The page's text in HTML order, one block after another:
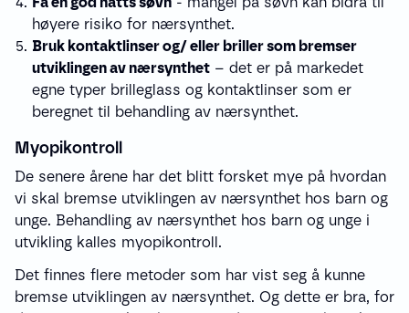
høyere risiko for nærsynthet.
Bruk kontaktlinser og/ eller briller som bremser
utviklingen av nærsynthet– det er på markedet
egne typer brilleglass og kontaktlinser som er
beregnet til behandling av nærsynthet.
Myopikontroll
De senere årene har det blitt forsket mye på hvordan
vi skal bremse utviklingen av nærsynthet hos barn og
unge. Behandling av nærsynthet hos barn og unge i
utvikling kalles myopikontroll.
Det finnes flere metoder som har vist seg å kunne
bremse utviklingen av nærsynthet. Og dette er bra, for